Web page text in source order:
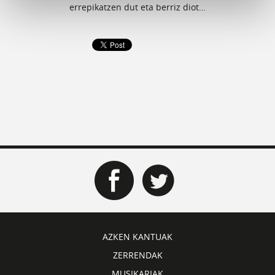
errepikatzen dut eta berriz diot…
AZKEN KANTUAK
ZERRENDAK